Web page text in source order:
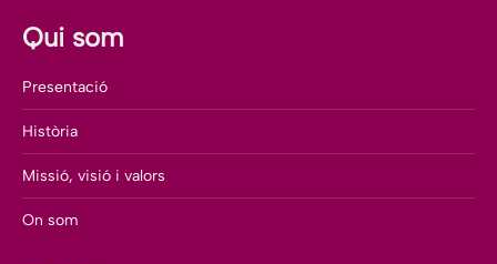
Qui som
Presentació
Història
Missió, visió i valors
On som